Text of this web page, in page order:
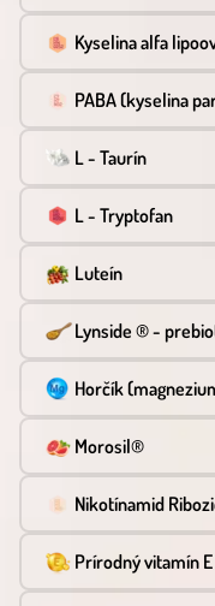
Kyselina alfa
PABA (kyselina
L - Taurín
L - Tryptofan
Luteín
Lynside ® -
Horčík
Morosil®
Nikotínamid
Prírodný vitamín E